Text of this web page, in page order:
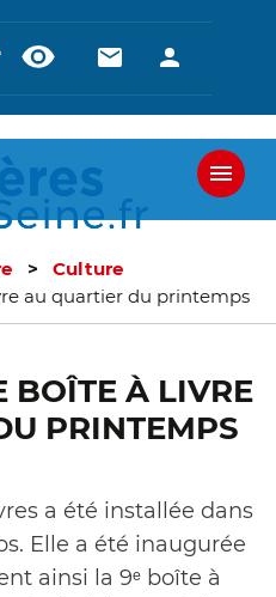
Aller
au
contenu
En-
-
En-
-
Culture
au quartier du printemps
BOÎTE À LIVRE
PRINTEMPS
a été installée dans
Elle a été inaugurée
ainsi la 9ᵉ boîte à